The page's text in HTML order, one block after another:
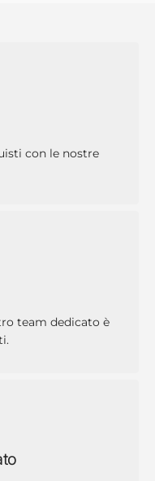
con le nostre
team dedicato è